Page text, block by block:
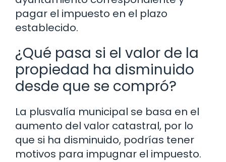
pagar el impuesto en el plazo
establecido.
¿Qué pasa si el valor de la
propiedad ha disminuido
desde que se compró?
La plusvalía municipal se basa en el
aumento del valor catastral, por lo
que si ha disminuido, podrías tener
motivos para impugnar el impuesto.